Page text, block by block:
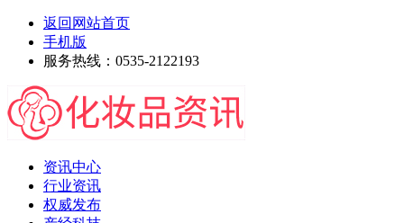
返回网站首页
手机版
服务热线：0535-2122193
资讯中心
行业资讯
权威发布